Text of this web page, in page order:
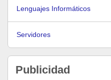
Lenguajes Informáticos
Servidores
Publicidad